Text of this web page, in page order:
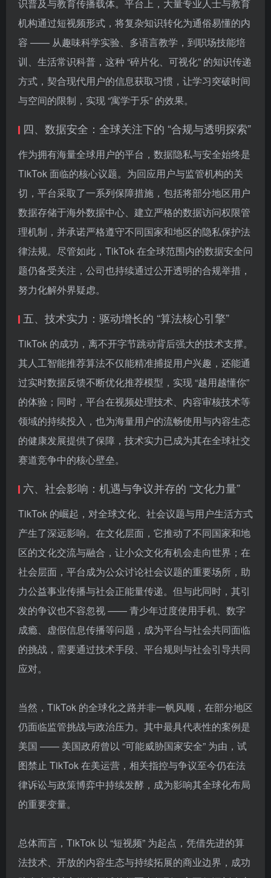
识普及与教育传播载体。平台上，大量专业人士与教育
机构通过短视频形式，将复杂知识转化为通俗易懂的内
容 —— 从趣味科学实验、多语言教学，到职场技能培
训、生活常识科普，这种 “碎片化、可视化” 的知识传递
方式，契合现代用户的信息获取习惯，让学习突破时间
与空间的限制，实现 “寓学于乐” 的效果。
四、数据安全：全球关注下的 “合规与透明探索”
作为拥有海量全球用户的平台，数据隐私与安全始终是
TikTok 面临的核心议题。为回应用户与监管机构的关
切，平台采取了一系列保障措施，包括将部分地区用户
数据存储于海外数据中心、建立严格的数据访问权限管
理机制，并承诺严格遵守不同国家和地区的隐私保护法
律法规。尽管如此，TikTok 在全球范围内的数据安全问
题仍备受关注，公司也持续通过公开透明的合规举措，
努力化解外界疑虑。
五、技术实力：驱动增长的 “算法核心引擎”
TikTok 的成功，离不开字节跳动背后强大的技术支撑。
其人工智能推荐算法不仅能精准捕捉用户兴趣，还能通
过实时数据反馈不断优化推荐模型，实现 “越用越懂你”
的体验；同时，平台在视频处理技术、内容审核技术等
领域的持续投入，也为海量用户的流畅使用与内容生态
的健康发展提供了保障，技术实力已成为其在全球社交
赛道竞争中的核心壁垒。
六、社会影响：机遇与争议并存的 “文化力量”
TikTok 的崛起，对全球文化、社会议题与用户生活方式
产生了深远影响。在文化层面，它推动了不同国家和地
区的文化交流与融合，让小众文化有机会走向世界；在
社会层面，平台成为公众讨论社会议题的重要场所，助
力公益事业传播与社会正能量传递。但与此同时，其引
发的争议也不容忽视 —— 青少年过度使用手机、数字
成瘾、虚假信息传播等问题，成为平台与社会共同面临
的挑战，需要通过技术手段、平台规则与社会引导共同
应对。
当然，TikTok 的全球化之路并非一帆风顺，在部分地区
仍面临监管挑战与政治压力。其中最具代表性的案例是
美国 —— 美国政府曾以 “可能威胁国家安全” 为由，试
图禁止 TikTok 在美运营，相关指控与争议至今仍在法
律诉讼与政策博弈中持续发酵，成为影响其全球化布局
的重要变量。
总体而言，TikTok 以 “短视频” 为起点，凭借先进的算
法技术、开放的内容生态与持续拓展的商业边界，成功